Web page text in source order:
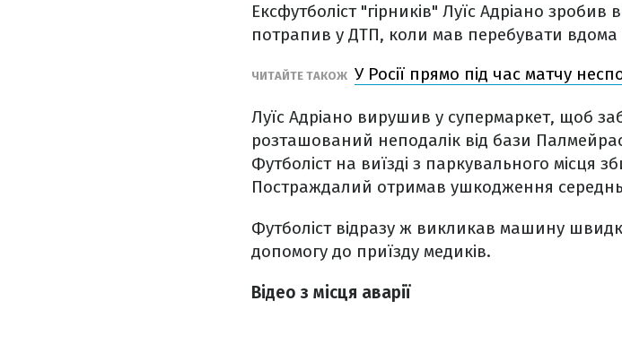
Ексфутболіст "гірників" Луїс Адріано
потрапив у ДТП, коли мав перебувати вдома
ЧИТАЙТЕ ТАКОЖ У Росії прямо під час матчу
Луїс Адріано вирушив у супермаркет, щоб
розташований неподалік від бази
Футболіст на виїзді з паркувального місця
Постраждалий отримав ушкодження
Футболіст відразу ж викликав машину
допомогу до приїзду медиків.
Відео з місця аварії